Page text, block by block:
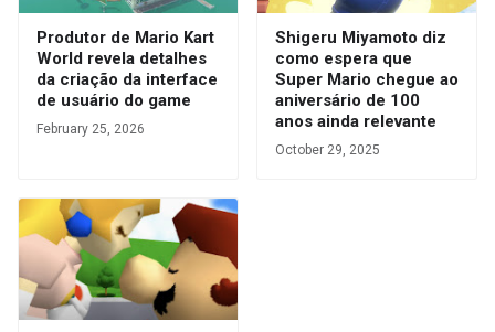
Produtor de Mario Kart
World revela detalhes
da criação da interface
de usuário do game
February 25, 2026
Shigeru Miyamoto diz
como espera que
Super Mario chegue ao
aniversário de 100
anos ainda relevante
October 29, 2025